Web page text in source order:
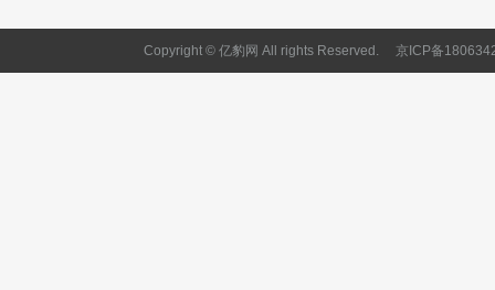
Copyright © 亿豹网 All rights Reserved. 京ICP备